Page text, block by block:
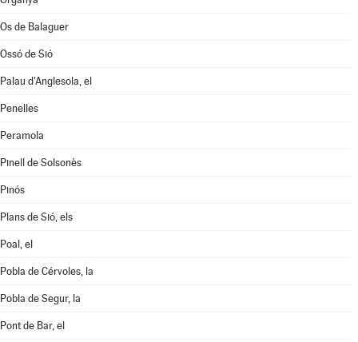
Os de Balaguer
Ossó de Sió
Palau d'Anglesola, el
Penelles
Peramola
Pinell de Solsonès
Pinós
Plans de Sió, els
Poal, el
Pobla de Cérvoles, la
Pobla de Segur, la
Pont de Bar, el